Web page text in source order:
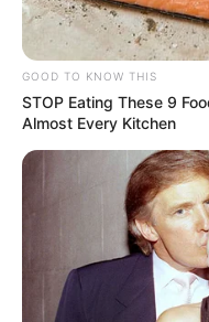
GOOD TO KNOW THIS
STOP Eating These 9
Almost Every Kitchen